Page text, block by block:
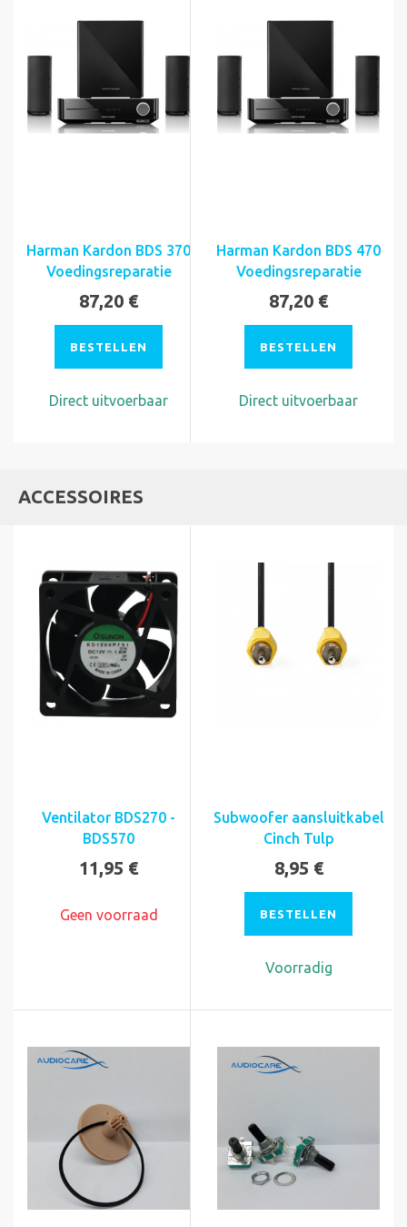
Harman Kardon BDS 370
Voedingsreparatie
87,20 €
BESTELLEN
Direct uitvoerbaar
Harman Kardon BDS 470
Voedingsreparatie
87,20 €
BESTELLEN
Direct uitvoerbaar
ACCESSOIRES
Ventilator BDS270 -
BDS570
11,95 €
Geen voorraad
Subwoofer aansluitkabel
Cinch Tulp
8,95 €
BESTELLEN
Voorradig